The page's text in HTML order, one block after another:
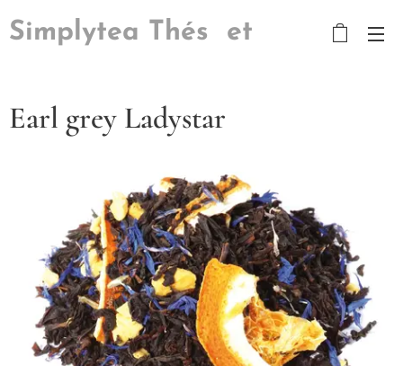
Simplytea Thés et
Earl grey Ladystar